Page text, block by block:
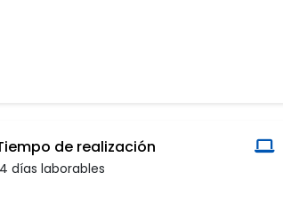
de realización
días laborables